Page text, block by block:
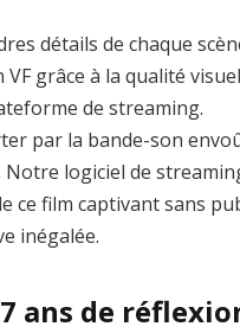
détails de chaque
grâce à la qualité
de streaming.
par la bande-son
logiciel de
ce film captivant sans
inégalée.
ans de